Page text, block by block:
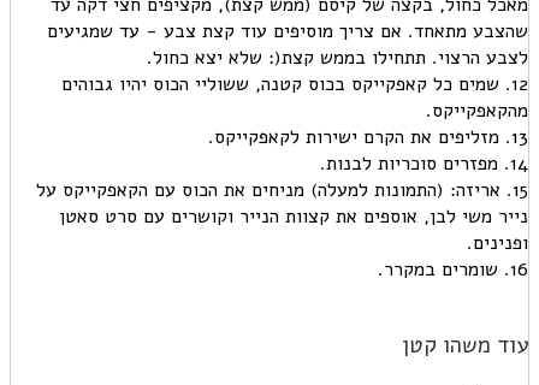
שהצבע מתאחד. אם צריך מוסיפים עוד קצת צבע - עד שמגיעים
לצבע הרצוי. תתחילו בממש קצת(: שלא יצא כחול.
12. שמים כל קאפקייקס בכוס קטנה, ששוליי הכוס יהיו גבוהים
מהקאפקייקס.
13. מזליפים את הקרם ישירות לקאפקייקס.
14. מפזרים סוכריות לבנות.
15. אריזה: (התמונות למעלה) מניחים את הכוס עם הקאפקייקס על
נייר משי לבן, אוספים את קצוות הנייר וקושרים עם סרט סאטן
ופנינים.
16. שומרים במקרר.
עוד משהו קטן